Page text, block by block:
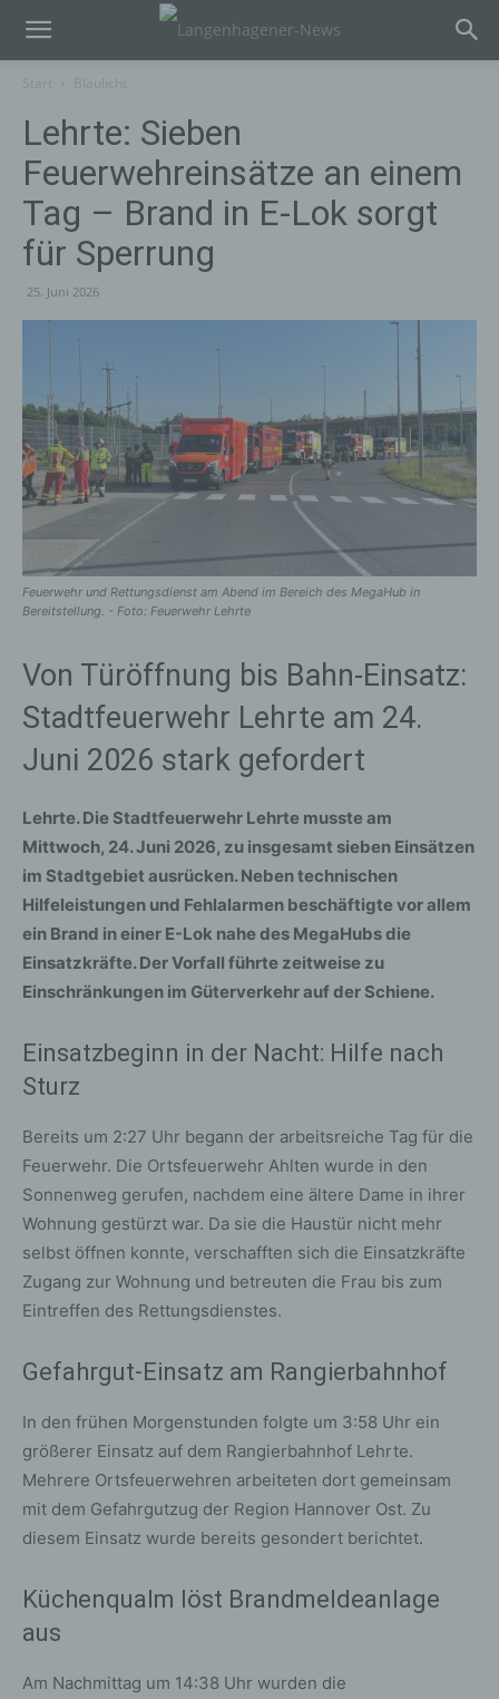
Lehrte: Sieben
Feuerwehreinsätze an einem
Tag – Brand in E-Lok sorgt
für Sperrung
25. Juni 2026
Feuerwehr und Rettungsdienst am Abend im Bereich des MegaHub in
Bereitstellung. - Foto: Feuerwehr Lehrte
Von Türöffnung bis Bahn-Einsatz:
Stadtfeuerwehr Lehrte am 24.
Juni 2026 stark gefordert
Lehrte. Die Stadtfeuerwehr Lehrte musste am
Mittwoch, 24. Juni 2026, zu insgesamt sieben Einsätzen
im Stadtgebiet ausrücken. Neben technischen
Hilfeleistungen und Fehlalarmen beschäftigte vor allem
ein Brand in einer E-Lok nahe des MegaHubs die
Einsatzkräfte. Der Vorfall führte zeitweise zu
Einschränkungen im Güterverkehr auf der Schiene.
Einsatzbeginn in der Nacht: Hilfe nach
Sturz
Bereits um 2:27 Uhr begann der arbeitsreiche Tag für die
Feuerwehr. Die Ortsfeuerwehr Ahlten wurde in den
Sonnenweg gerufen, nachdem eine ältere Dame in ihrer
Wohnung gestürzt war. Da sie die Haustür nicht mehr
selbst öffnen konnte, verschafften sich die Einsatzkräfte
Zugang zur Wohnung und betreuten die Frau bis zum
Eintreffen des Rettungsdienstes.
Gefahrgut-Einsatz am Rangierbahnhof
In den frühen Morgenstunden folgte um 3:58 Uhr ein
größerer Einsatz auf dem Rangierbahnhof Lehrte.
Mehrere Ortsfeuerwehren arbeiteten dort gemeinsam
mit dem Gefahrgutzug der Region Hannover Ost. Zu
diesem Einsatz wurde bereits gesondert berichtet.
Küchenqualm löst Brandmeldeanlage
aus
Am Nachmittag um 14:38 Uhr wurden die